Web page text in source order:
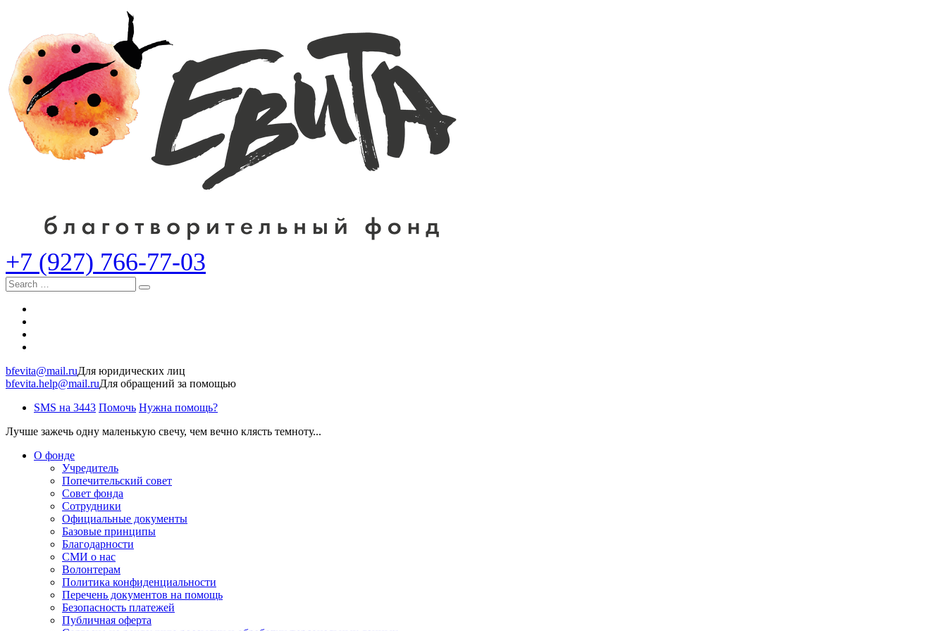
+7 (927) 766-77-03
Search
bfevita@mail.ruДля юридических лиц
bfevita.help@mail.ruДля обращений за помощью
SMS на 3443 Помочь Нужна помощь?
Лучше зажечь одну маленькую свечу, чем вечно клясть темноту...
О фонде
Учредитель
Попечительский совет
Совет фонда
Сотрудники
Официальные документы
Базовые принципы
Благодарности
СМИ о нас
Волонтерам
Политика конфиденциальности
Перечень документов на помощь
Безопасность платежей
Публичная оферта